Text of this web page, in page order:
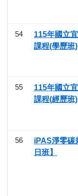
54
115年國立
課程(學歷班)
55
115年國立
課程(經歷班)
56
iPAS淨零碳
日班】